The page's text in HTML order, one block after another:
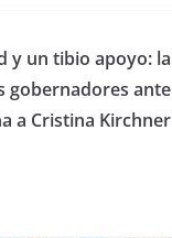
y un tibio apoyo: la
gobernadores ante
a Cristina Kirchner